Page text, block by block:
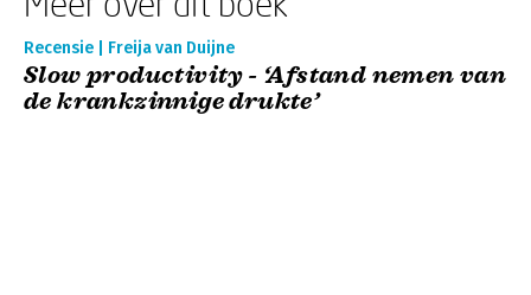
Recensie | Freija van Duijne
Slow productivity - ‘Afstand nemen van
de krankzinnige drukte’